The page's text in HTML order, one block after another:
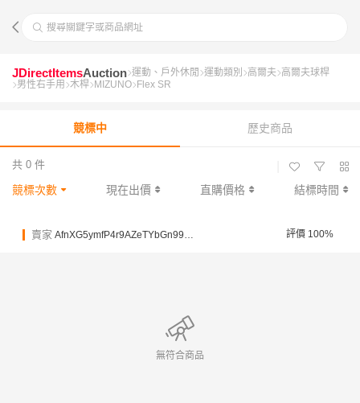
搜尋關鍵字或商品網址
JDirectItemsAuction 運動、戶外休閒 運動類別 高爾夫 高爾夫球桿
男性右手用 木桿 MIZUNO Flex SR
競標中 歷史商品
共 0 件
競標次數 現在出價 直購價格 結標時間
賣家 AfnXG5ymfP4r9AZeTYbGn99zpVf67 評價 100%
無符合商品